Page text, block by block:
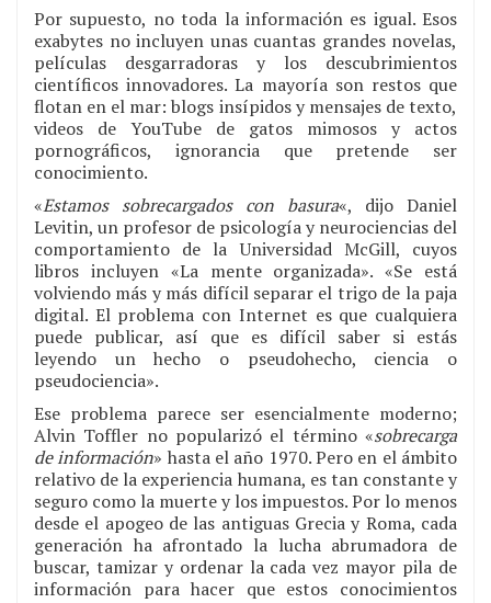
Por supuesto, no toda la información es igual. Esos
exabytes no incluyen unas cuantas grandes novelas,
películas desgarradoras y los descubrimientos
científicos innovadores. La mayoría son restos que
flotan en el mar: blogs insípidos y mensajes de texto,
videos de YouTube de gatos mimosos y actos
pornográficos, ignorancia que pretende ser
conocimiento.
«Estamos sobrecargados con basura«, dijo Daniel
Levitin, un profesor de psicología y neurociencias del
comportamiento de la Universidad McGill, cuyos
libros incluyen «La mente organizada». «Se está
volviendo más y más difícil separar el trigo de la paja
digital. El problema con Internet es que cualquiera
puede publicar, así que es difícil saber si estás
leyendo un hecho o pseudohecho, ciencia o
pseudociencia».
Ese problema parece ser esencialmente moderno;
Alvin Toffler no popularizó el término «sobrecarga
de información» hasta el año 1970. Pero en el ámbito
relativo de la experiencia humana, es tan constante y
seguro como la muerte y los impuestos. Por lo menos
desde el apogeo de las antiguas Grecia y Roma, cada
generación ha afrontado la lucha abrumadora de
buscar, tamizar y ordenar la cada vez mayor pila de
información para hacer que estos conocimientos